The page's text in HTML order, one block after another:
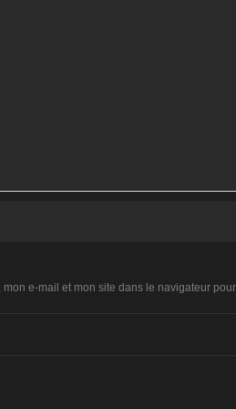
mon e-mail et mon site dans le navigateur